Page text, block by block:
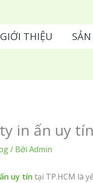
GIỚI THIỆU
in ấn uy
/ Bởi Admin
uy tín tại TP.HCM là